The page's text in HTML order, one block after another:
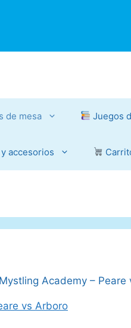
de mesa Juegos
accesorios
Academy – Peare